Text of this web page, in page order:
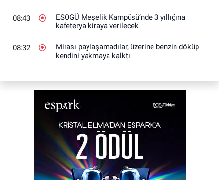
08:43
ESOGÜ Meşelik Kampüsü’nde 3 yıllığına
kafeterya kiraya verilecek
08:32
Mirası paylaşamadılar, üzerine benzin döküp
kendini yakmaya kalktı